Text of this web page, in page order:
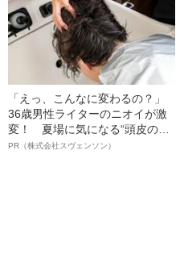
「えっ、こんなに変わるの？」
36歳男性ライターのニオイが激
変！ 夏場に気になる“頭皮のニ
オイ”や“ベタつき”を解消す
PR（株式会社スヴェンソン）